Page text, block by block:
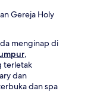
Gereja Holy
menginap di
terletak
dan
dan spa